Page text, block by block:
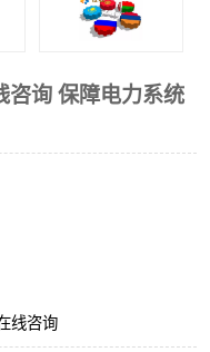
咨询 保障电力系统
线咨询